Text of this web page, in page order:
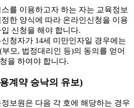
를 이용하고자 하는 자는 교육정보
정한 양식에 따라 온라인신청을 이용
신청을 해야 합니다.
청자가 14세 미만인자일 경우에는
부모, 법정대리인 등)의 동의를 얻어
을 하여야 합니다.
계약 승낙의 유보)
보원은 다음 각 호에 해당하는 경우